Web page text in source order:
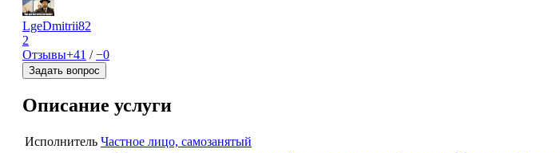
LgeDmitrii82
2
Отзывы+41 /−0
Задать вопрос
Описание услуги
Исполнитель Частное лицо, самозанятый